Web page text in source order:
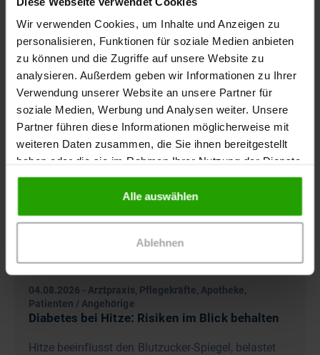
Wir verwenden Cookies, um Inhalte und Anzeigen zu
personalisieren, Funktionen für soziale Medien anbieten
zu können und die Zugriffe auf unsere Website zu
analysieren. Außerdem geben wir Informationen zu Ihrer
Verwendung unserer Website an unsere Partner für
soziale Medien, Werbung und Analysen weiter. Unsere
Partner führen diese Informationen möglicherweise mit
weiteren Daten zusammen, die Sie ihnen bereitgestellt
haben oder die sie im Rahmen Ihrer Nutzung der Dienste
gesammelt haben.
Alle auswählen
Ablehnen
04.08.2026 - Arztpraxis, Pflegekräfte, Apotheke,
Patienten / Angehörige
Diabetes bei Hitze: Risiken im Blick behalten
Hitze beeinflusst den Blutzucker-Spiegel, belastet